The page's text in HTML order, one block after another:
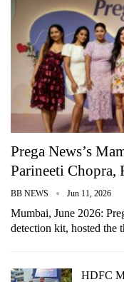
Prega News’s
Parineeti
BB NEWS Jun 11, 2026
Mumbai, June 2026:
detection kit, hosted
HDFC